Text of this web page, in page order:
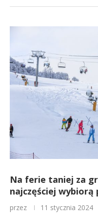
Na ferie taniej za
najczęściej
przez 11 stycznia 2024